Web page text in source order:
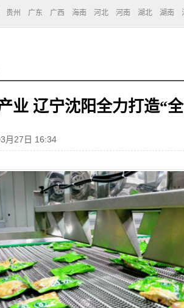
贵州 广东 广西 海南 河北 河南 湖北 湖南
业 辽宁沈阳全力打造“
月27日 16:34